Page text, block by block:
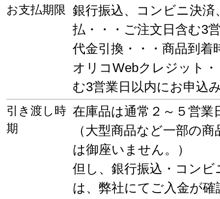
お支払期限 銀行振込、コンビニ決済
払・・・ご注文日含む3
代金引換・・・商品到着
オリコWebクレジット
む3営業日以内にお申込
引き渡し時
期
在庫品は通常２～５営業
（大型商品など一部の
は御座いません。）
但し、銀行振込・コン
は、弊社にてご入金が